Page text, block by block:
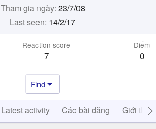
Tham gia ngày 23/7/08
Last seen 14/2/17
Reaction score
7
Điểm
0
Find
Latest activity Các bài đăng Giới thiệu